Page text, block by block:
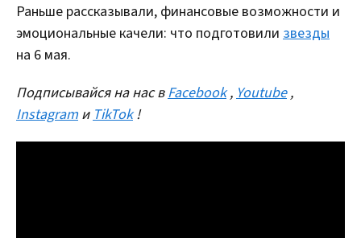
Раньше рассказывали, финансовые возможности и
эмоциональные качели: что подготовили звезды
на 6 мая.
Подписывайся на нас в Facebook , Youtube ,
Instagram и TikTok !